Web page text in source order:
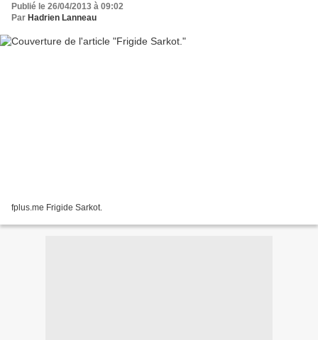
Publié le 26/04/2013 à 09:02
Par Hadrien Lanneau
fplus.me Frigide Sarkot.